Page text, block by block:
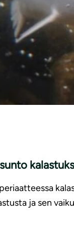
ja sen